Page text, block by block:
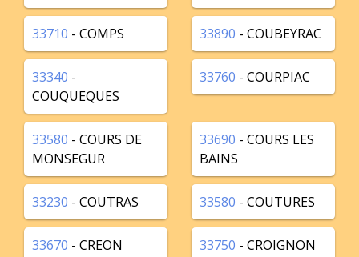
33710 - COMPS 33890 - COUBEYRAC
33340 -
COUQUEQUES
33760 - COURPIAC
33580 - COURS DE
MONSEGUR
33690 - COURS LES
BAINS
33230 - COUTRAS 33580 - COUTURES
33670 - CREON 33750 - CROIGNON